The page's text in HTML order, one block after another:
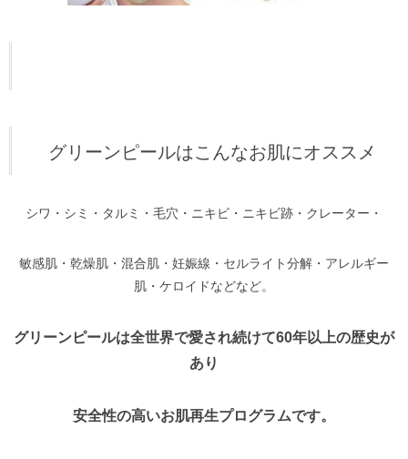
グリーンピールはこんなお肌にオススメ
シワ・シミ・タルミ・毛穴・ニキビ・ニキビ跡・クレーター・
敏感肌・乾燥肌・混合肌・妊娠線・セルライト分解・アレルギー
肌・ケロイドなどなど。
グリーンピールは全世界で愛され続けて60年以上の歴史が
あり
安全性の高いお肌再生プログラムです。